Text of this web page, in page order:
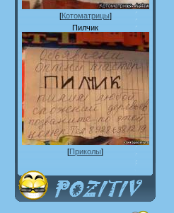
[Котоматрицы]
Пилчик
[Приколы]